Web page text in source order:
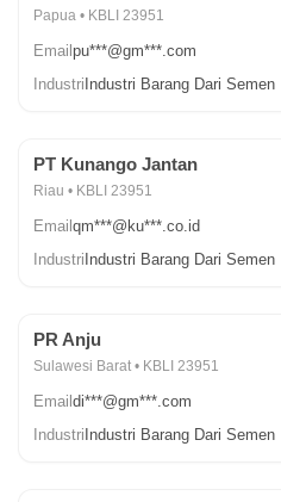
Papua • KBLI 23951
Emailpu***@gm***.com
IndustriIndustri Barang Dari Semen
PT Kunango Jantan
Riau • KBLI 23951
Emailqm***@ku***.co.id
IndustriIndustri Barang Dari Semen
PR Anju
Sulawesi Barat • KBLI 23951
Emaildi***@gm***.com
IndustriIndustri Barang Dari Semen